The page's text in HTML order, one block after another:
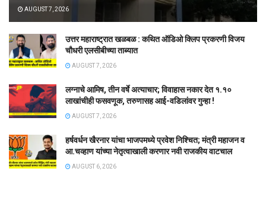
AUGUST 7, 2026
उत्तर महाराष्ट्रात खळबळ : कथित ऑडिओ क्लिप प्रकरणी विजय
चौधरी एलसीबीच्या ताब्यात
AUGUST 7, 2026
लग्नाचे आमिष, तीन वर्षे अत्याचार; विवाहास नकार देत १.१०
लाखांचीही फसवणूक, तरुणासह आई-वडिलांवर गुन्हा !
AUGUST 7, 2026
हर्षवर्धन खैरनार यांचा भाजपमध्ये प्रवेश निश्चित; मंत्री महाजन व
आ.चव्हाण यांच्या नेतृत्वाखाली करणार नवी राजकीय वाटचाल
AUGUST 6, 2026